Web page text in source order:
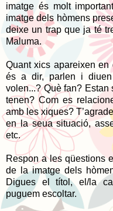
imatge és molt
imatge dels hòmens
deixe un trap que ja té
Maluma.
Quant xics apareixen en
és a dir, parlen i
volen...? Què fan? Estan
tenen? Com es
amb les xiques?
en la seua situació,
etc.
Respon a les qüestions
de la imatge dels
Digues el títol, el/la
puguem escoltar.